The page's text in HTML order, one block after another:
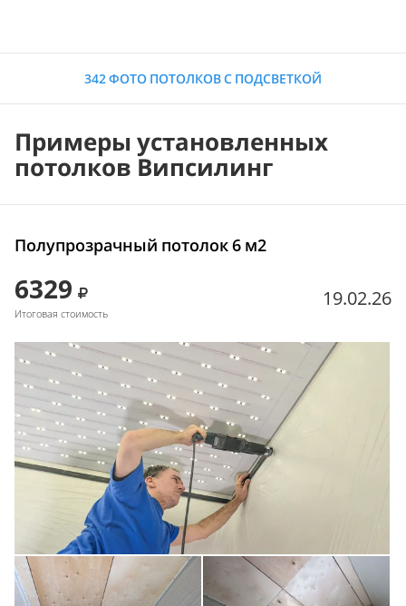
342 ФОТО ПОТОЛКОВ С ПОДСВЕТКОЙ
Примеры установленных
потолков Випсилинг
Полупрозрачный потолок 6 м2
6329
Итоговая стоимость
19.02.26